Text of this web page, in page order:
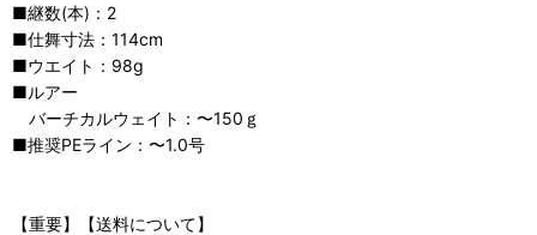
■継数(本)：2
■仕舞寸法：114cm
■ウエイト：98g
■ルアー
バーチカルウェイト：〜150ｇ
■推奨PEライン：〜1.0号
【重要】【送料について】